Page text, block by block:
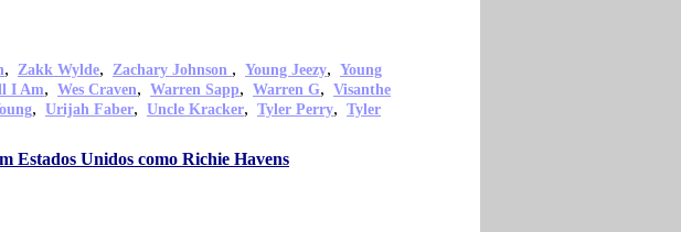
, Zakk Wylde, Zachary Johnson , Young Jeezy, Young
I Am, Wes Craven, Warren Sapp, Warren G, Visanthe
, Urijah Faber, Uncle Kracker, Tyler Perry, Tyler
Estados Unidos como Richie Havens